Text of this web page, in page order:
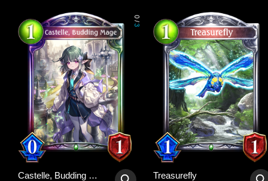
0
/
3
Castelle, Budding Mage Treasurefly